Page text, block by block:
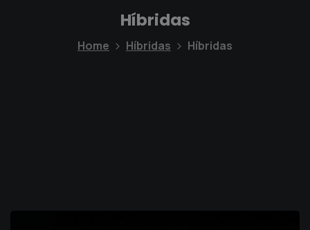
Híbridas
Home Híbridas Híbridas